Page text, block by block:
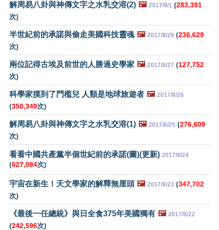
解周易八卦與神傳文字之水乳交溶(2) 🖼️ 2017/9/1 (283,391
次)
半世紀前的承諾與偷走美國科技靈魂 🖼️ 2017/8/29 (236,629
次)
兩位記得古埃及前世的人勝過史學家 🖼️ 2017/8/27 (127,752
次)
科學家摸到了門檻兒 人類是地球旅遊者 🖼️ 2017/8/26
(350,349次)
解周易八卦與神傳文字之水乳交溶(1) 🖼️ 2017/8/25 (276,609
次)
看看中國共產黨半個世紀前的承諾(圖)(更新) 2017/8/24
(627,084次)
宇宙在新生！天文學家的解釋無厘頭 🖼️ 2017/8/23 (347,702
次)
《最後一任總統》與日全食375年美國獨有 🖼️ 2017/8/22
(242,596次)